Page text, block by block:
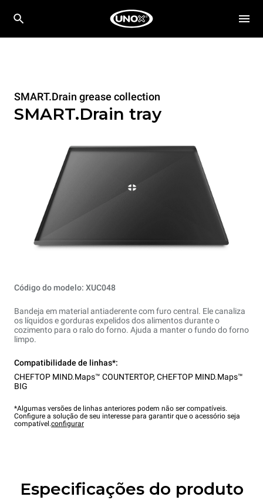
SMART.Drain grease collection
SMART.Drain tray
Código do modelo: XUC048
Bandeja em material antiaderente com furo central. Ele canaliza
os líquidos e gorduras expelidos dos alimentos durante o
cozimento para o ralo do forno. Ajuda a manter o fundo do forno
limpo.
Compatibilidade de linhas*:
CHEFTOP MIND.Maps™ COUNTERTOP, CHEFTOP MIND.Maps™
BIG
*Algumas versões de linhas anteriores podem não ser compatíveis.
Configure a solução de seu interesse para garantir que o acessório seja
compatível.configurar
Especificações do produto